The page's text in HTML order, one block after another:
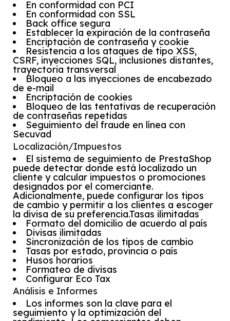
En conformidad con PCI
En conformidad con SSL
Back office segura
Establecer la expiración de la contraseña
Encriptación de contraseña y cookie
Resistencia a los ataques de tipo XSS,
CSRF, inyecciones SQL, inclusiones distantes,
trayectoria transversal
Bloqueo a las inyecciones de encabezado
de e-mail
Encriptación de cookies
Bloqueo de las tentativas de recuperación
de contraseñas repetidas
Seguimiento del fraude en línea con
Secuvad
Localización/Impuestos
El sistema de seguimiento de PrestaShop
puede detectar donde está localizado un
cliente y calcular impuestos o promociones
designados por el comerciante.
Adicionalmente, puede configurar los tipos
de cambio y permitir a los clientes a escoger
la divisa de su preferencia.Tasas ilimitadas
Formato del domicilio de acuerdo al país
Divisas ilimitadas
Sincronización de los tipos de cambio
Tasas por estado, provincia o país
Husos horarios
Formateo de divisas
Configurar Eco Tax
Análisis e Informes
Los informes son la clave para el
seguimiento y la optimización del